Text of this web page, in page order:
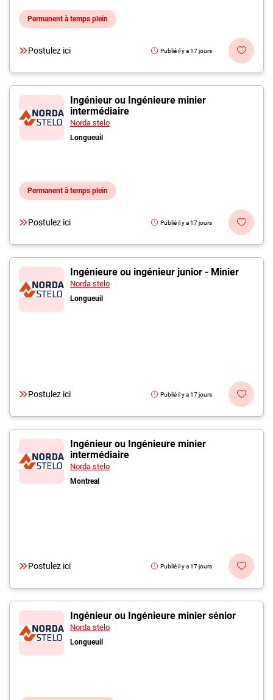
Permanent à temps plein
Postulez ici Publié il y a 17 jours
Ingénieur ou Ingénieure minier
intermédiaire
Norda stelo
Longueuil
Permanent à temps plein
Postulez ici Publié il y a 17 jours
Ingénieure ou ingénieur junior - Minier
Norda stelo
Longueuil
Postulez ici Publié il y a 17 jours
Ingénieur ou Ingénieure minier
intermédiaire
Norda stelo
Montreal
Postulez ici Publié il y a 17 jours
Ingénieur ou Ingénieure minier sénior
Norda stelo
Longueuil